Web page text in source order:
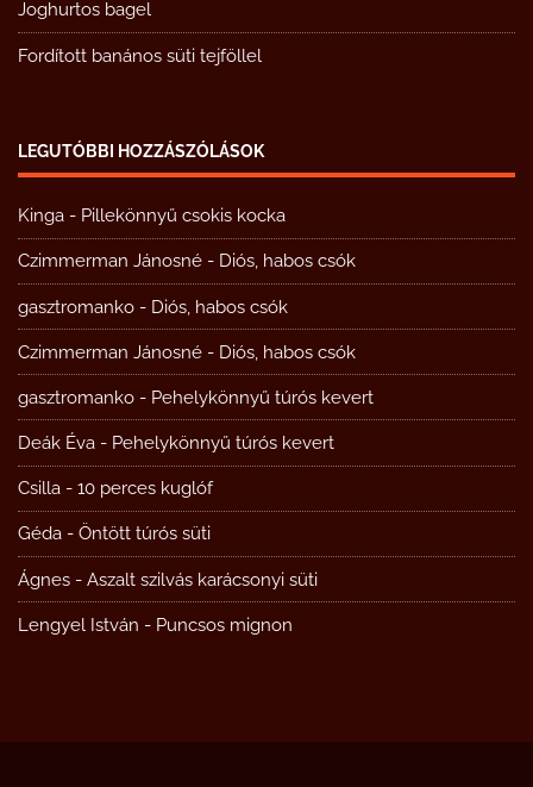
Joghurtos bagel
Fordított banános süti tejföllel
LEGUTÓBBI HOZZÁSZÓLÁSOK
Kinga - Pillekönnyű csokis kocka
Czimmerman Jánosné - Diós, habos csók
gasztromanko - Diós, habos csók
Czimmerman Jánosné - Diós, habos csók
gasztromanko - Pehelykönnyű túrós kevert
Deák Éva - Pehelykönnyű túrós kevert
Csilla - 10 perces kuglóf
Géda - Öntött túrós süti
Ágnes - Aszalt szilvás karácsonyi süti
Lengyel István - Puncsos mignon